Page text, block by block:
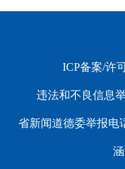
ICP备案/许
违法和不良信息
省新闻道德委举报电